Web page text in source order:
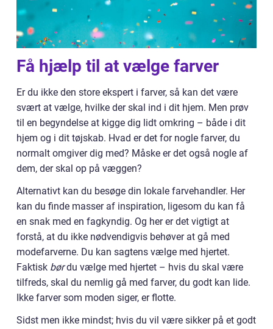
Få hjælp til at vælge farver
Er du ikke den store ekspert i farver, så kan det være
svært at vælge, hvilke der skal ind i dit hjem. Men prøv
til en begyndelse at kigge dig lidt omkring – både i dit
hjem og i dit tøjskab. Hvad er det for nogle farver, du
normalt omgiver dig med? Måske er det også nogle af
dem, der skal op på væggen?
Alternativt kan du besøge din lokale farvehandler. Her
kan du finde masser af inspiration, ligesom du kan få
en snak med en fagkyndig. Og her er det vigtigt at
forstå, at du ikke nødvendigvis behøver at gå med
modefarverne. Du kan sagtens vælge med hjertet.
Faktisk børdu vælge med hjertet – hvis du skal være
tilfreds, skal du nemlig gå med farver, du godt kan lide.
Ikke farver som moden siger, er flotte.
Sidst men ikke mindst; hvis du vil være sikker på et godt